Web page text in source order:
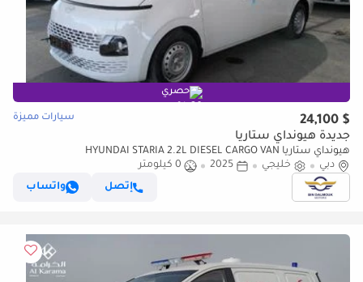
حصري
$ 24,100 سيارات مميزة
جديدة هيونداي ستاريا
هيونداي ستاريا HYUNDAI STARIA 2.2L DIESEL CARGO VAN
دبي
خليجي 2025
0 كيلومتر
إتصل
واتساب